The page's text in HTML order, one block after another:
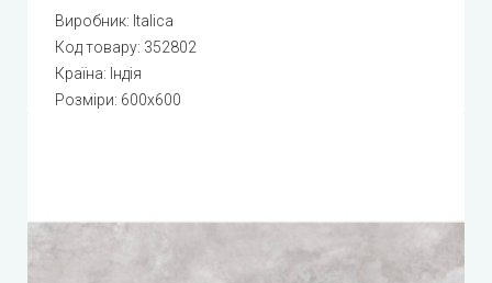
Виробник: Italica
Код товару: 352802
Країна: Індія
Розміри: 600x600